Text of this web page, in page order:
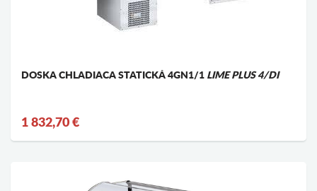
DOSKA CHLADIACA STATICKÁ 4GN1/1 LIME PLUS 4/DI
1 832,70 €